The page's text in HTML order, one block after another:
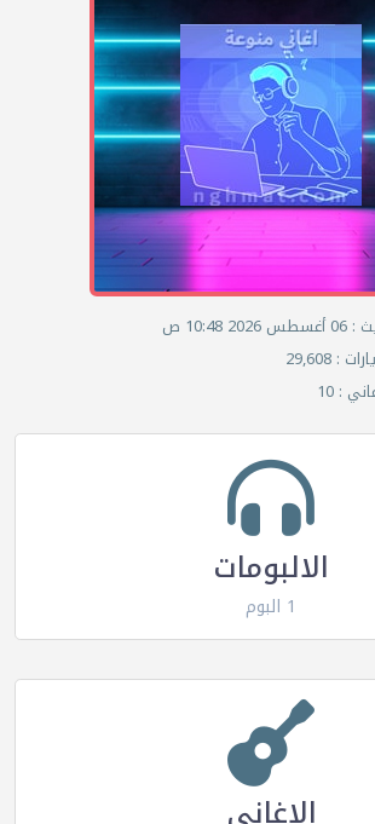
10:48 ص
: 29,608
: 10
الالبومات
1 البوم
الاغاني